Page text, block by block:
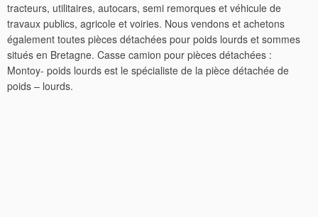
tracteurs, utilitaires, autocars, semi remorques et véhicule de
travaux publics, agricole et voiries. Nous vendons et achetons
également toutes pièces détachées pour poids lourds et sommes
situés en Bretagne. Casse camion pour pièces détachées :
Montoy- poids lourds est le spécialiste de la pièce détachée de
poids – lourds.